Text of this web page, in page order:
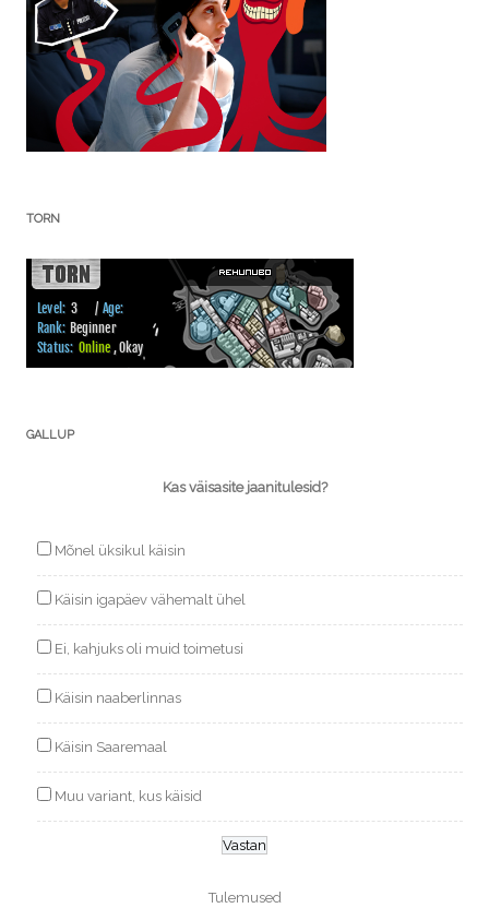
TORN
GALLUP
Kas väisasite jaanitulesid?
Mõnel üksikul käisin
Käisin igapäev vähemalt ühel
Ei, kahjuks oli muid toimetusi
Käisin naaberlinnas
Käisin Saaremaal
Muu variant, kus käisid
Tulemused